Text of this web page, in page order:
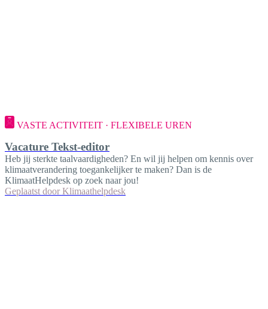
VASTE ACTIVITEIT · FLEXIBELE UREN
Vacature Tekst-editor
Heb jij sterkte taalvaardigheden? En wil jij helpen om kennis over
klimaatverandering toegankelijker te maken? Dan is de
KlimaatHelpdesk op zoek naar jou!
Geplaatst door Klimaathelpdesk